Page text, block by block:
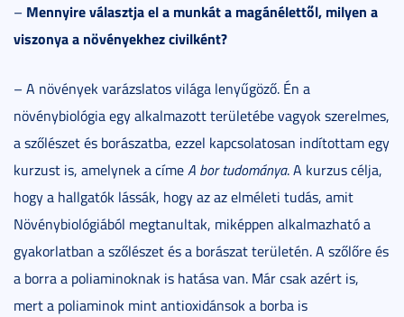
– Mennyire választja el a munkát a magánélettől, milyen a
viszonya a növényekhez civilként?
– A növények varázslatos világa lenyűgöző. Én a
növénybiológia egy alkalmazott területébe vagyok szerelmes,
a szőlészet és borászatba, ezzel kapcsolatosan indítottam egy
kurzust is, amelynek a címeA bor tudománya. A kurzus célja,
hogy a hallgatók lássák, hogy az az elméleti tudás, amit
Növénybiológiából megtanultak, miképpen alkalmazható a
gyakorlatban a szőlészet és a borászat területén. A szőlőre és
a borra a poliaminoknak is hatása van. Már csak azért is,
mert a poliaminok mint antioxidánsok a borba is